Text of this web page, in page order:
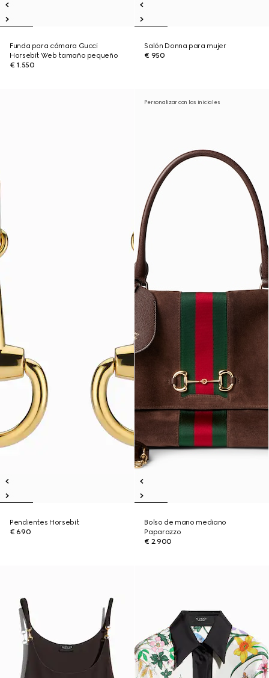
Funda para cámara Gucci
Horsebit Web tamaño pequeño
€ 1.550
Salón Donna para mujer
€ 950
Pendientes Horsebit
€ 690
Personalizar con las iniciales
Bolso de mano mediano
Paparazzo
€ 2.900